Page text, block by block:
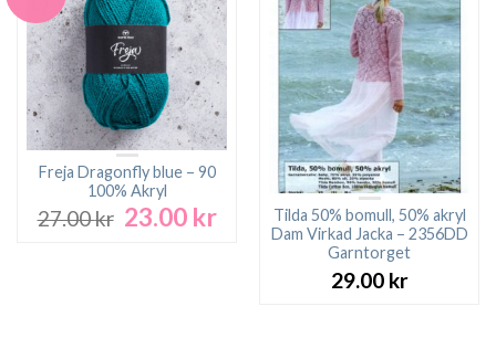
Freja Dragonfly blue – 90
100% Akryl
27.00kr Det
23.00 krDet
nuvarande
Tilda 50% bomull, 50% akryl
Dam Virkad Jacka – 2356DD
Garntorget
29.00 kr